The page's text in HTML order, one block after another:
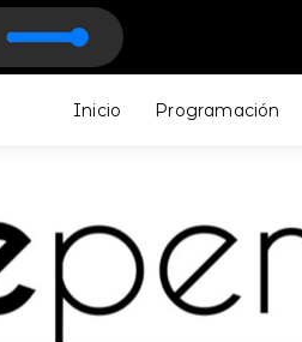
- Indietronic Music
Inicio Programación